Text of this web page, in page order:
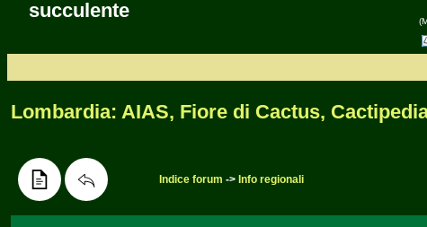
succulente
Lombardia: AIAS, Fiore di Cactus,
Indice forum -> Info regionali